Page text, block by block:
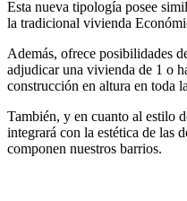
Esta nueva tipología posee
la tradicional vivienda
Además, ofrece posibilidades
adjudicar una vivienda de 1 o
construcción en altura en toda
También, y en cuanto al estilo
integrará con la estética de las
componen nuestros barrios.